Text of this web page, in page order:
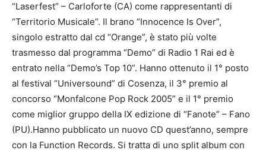
“Laserfest” – Carloforte (CA) come rappresentanti di
“Territorio Musicale”. Il brano “Innocence Is Over”,
singolo estratto dal cd “Orange”, è stato più volte
trasmesso dal programma “Demo” di Radio 1 Rai ed è
entrato nella “Demo’s Top 10”. Hanno ottenuto il 1° posto
al festival “Universound” di Cosenza, il 3° premio al
concorso “Monfalcone Pop Rock 2005” e il 1° premio
come miglior gruppo della IX edizione di “Fanote” – Fano
(PU).Hanno pubblicato un nuovo CD quest’anno, sempre
con la Function Records. Si tratta di uno split album con